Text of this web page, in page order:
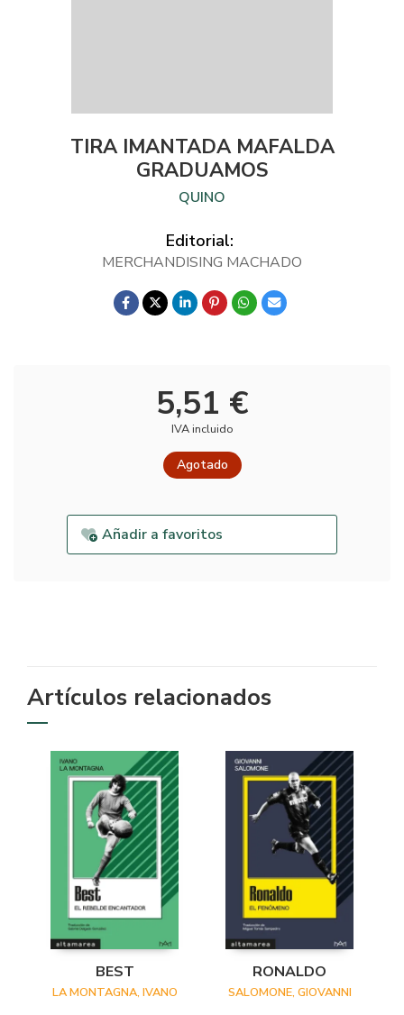
TIRA IMANTADA MAFALDA
GRADUAMOS
QUINO
Editorial:
MERCHANDISING MACHADO
5,51 €
IVA incluido
Agotado
Añadir a favoritos
Artículos relacionados
BEST
LA MONTAGNA, IVANO
RONALDO
SALOMONE, GIOVANNI